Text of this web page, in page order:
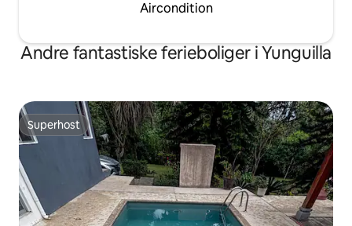
Aircondition
Andre fantastiske ferieboliger i Yunguilla
Superhost
Superhost